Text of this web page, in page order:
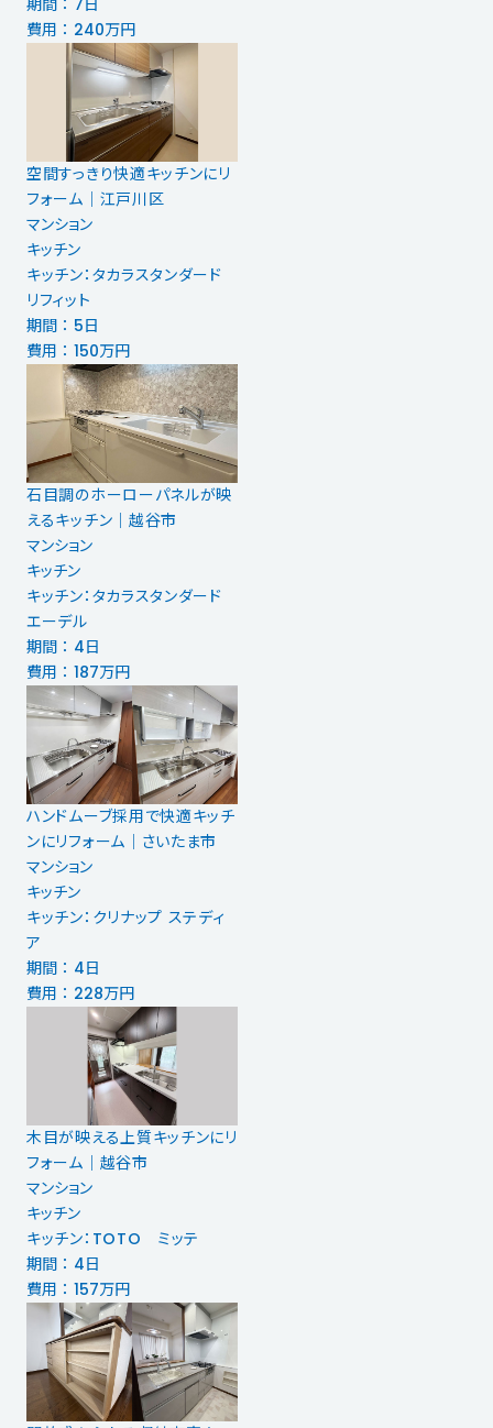
費用 ： 240万円
空間すっきり快適キッチンにリ
フォーム｜江戸川区
マンション
キッチン
キッチン：タカラスタンダード
リフィット
期間 ： 5日
費用 ： 150万円
石目調のホーローパネルが映
えるキッチン｜越谷市
マンション
キッチン
キッチン：タカラスタンダード
エーデル
期間 ： 4日
費用 ： 187万円
ハンドムーブ採用で快適キッチ
ンにリフォーム│さいたま市
マンション
キッチン
キッチン：クリナップ ステディ
ア
期間 ： 4日
費用 ： 228万円
木目が映える上質キッチンにリ
フォーム｜越谷市
マンション
キッチン
キッチン：TOTO ミッテ
期間 ： 4日
費用 ： 157万円